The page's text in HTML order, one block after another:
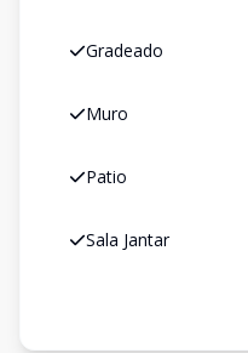
Gradeado
Muro
Patio
Sala Jantar